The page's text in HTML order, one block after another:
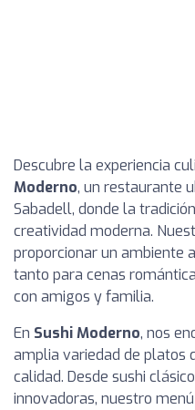
Descubre la experiencia
Moderno, un restaurante
Sabadell, donde la
creatividad moderna.
proporcionar un ambiente
tanto para cenas
con amigos y familia.
En Sushi Moderno, nos
amplia variedad de platos
calidad. Desde sushi
innovadoras, nuestro